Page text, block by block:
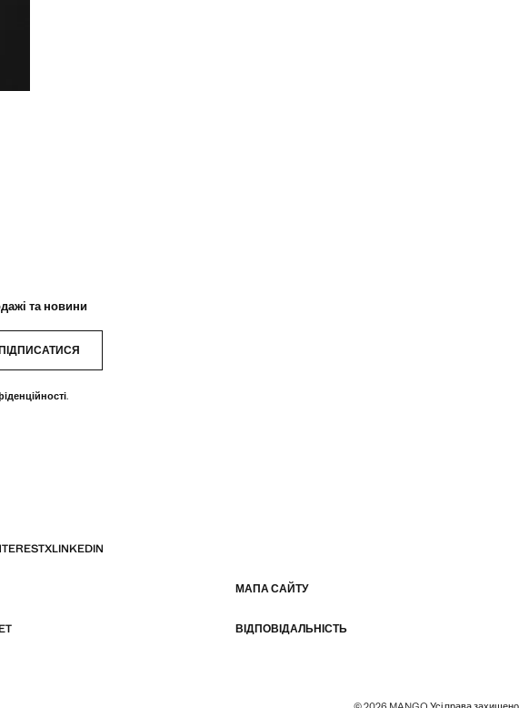
та новини
.
XLINKEDIN
МАПА САЙТУ
ВІДПОВІДАЛЬНІСТЬ